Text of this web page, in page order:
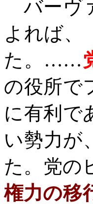
バーヴ
よれば、
た。……
の役所で
に有利で
い勢力が、
た。党の
権力の移